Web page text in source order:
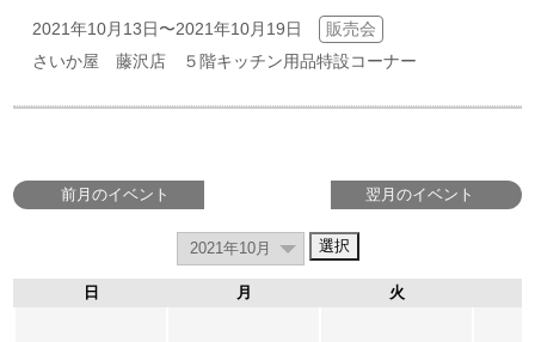
2021年10月13日〜2021年10月19日
販売会
さいか屋 藤沢店 ５階キッチン用品特設コーナー
前月のイベント 翌月のイベント
日 月 火